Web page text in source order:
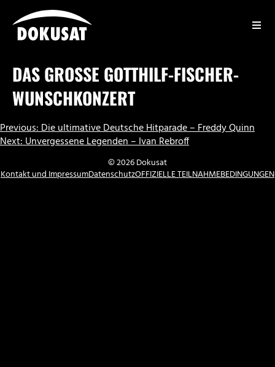
Inhalt
springen
DAS GROSSE GOTTHILF-FISCHER-W
UNSCHKONZERT
BEITRAGSNAVIGATION
Previous:Die ultimative Deutsche Hitparade – Freddy Quinn
Next:Unvergessene Legenden – Ivan Rebroff
© 2026 Dokusat
Kontakt und ImpressumDatenschutzOFFIZIELLE TEILNAHMEBEDINGUNGEN